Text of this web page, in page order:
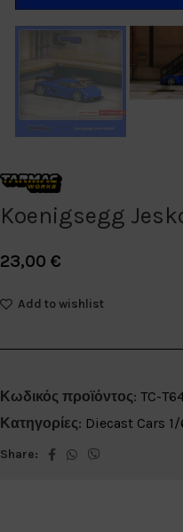
Koenigsegg
23,00 €
Add to wishlist
Κωδικός προϊόντος: TC-
Κατηγορίες: Diecast Cars
Share: